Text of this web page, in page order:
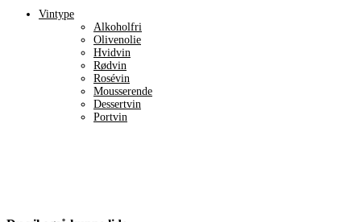
Vintype
Alkoholfri
Olivenolie
Hvidvin
Rødvin
Rosévin
Mousserende
Dessertvin
Portvin